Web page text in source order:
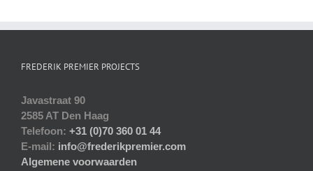
kan
de
productpagina
FREDERIK PREMIER PROJECTS
Javastraat 90
2585 AT Den Haag
Telefoon: +31 (0)70 360 01 44
E-mail: info@frederikpremier.com
Algemene voorwaarden